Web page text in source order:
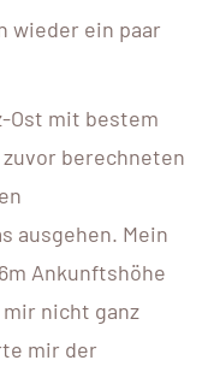
wieder ein paar
Ost mit bestem
berechneten
ausgehen. Mein
Ankunftshöhe
mir nicht ganz
mir der